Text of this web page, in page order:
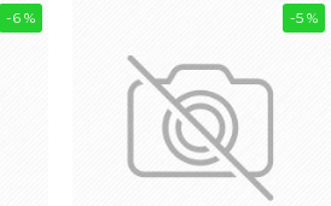
-6 % -5 %